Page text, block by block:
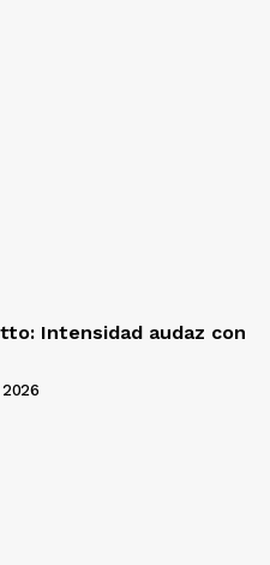
Intensidad audaz con